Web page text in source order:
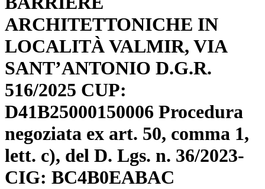
ARCHITETTONICHE IN
LOCALITÀ VALMIR, VIA
SANT’ANTONIO D.G.R.
516/2025 CUP:
D41B25000150006 Procedura
negoziata ex art. 50, comma 1,
lett. c), del D. Lgs. n. 36/2023-
CIG: BC4B0EABAC